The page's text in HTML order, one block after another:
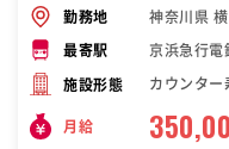
勤務地 神奈川県
最寄駅 京浜急行電
施設形態 カウンター
月給